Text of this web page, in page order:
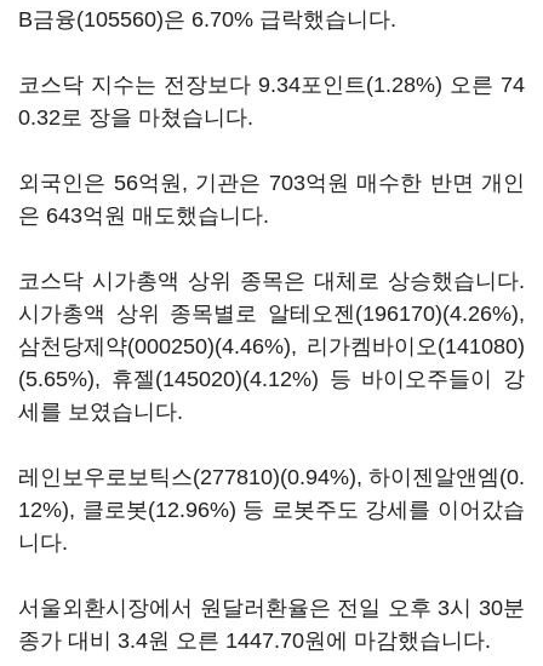
B금융(105560)은 6.70% 급락했습니다.
코스닥 지수는 전장보다 9.34포인트(1.28%) 오른 74
0.32로 장을 마쳤습니다.
외국인은 56억원, 기관은 703억원 매수한 반면 개인
은 643억원 매도했습니다.
코스닥 시가총액 상위 종목은 대체로 상승했습니다.
시가총액 상위 종목별로 알테오젠(196170)(4.26%),
삼천당제약(000250)(4.46%), 리가켐바이오(141080)
(5.65%), 휴젤(145020)(4.12%) 등 바이오주들이 강
세를 보였습니다.
레인보우로보틱스(277810)(0.94%), 하이젠알앤엠(0.
12%), 클로봇(12.96%) 등 로봇주도 강세를 이어갔습
니다.
서울외환시장에서 원달러환율은 전일 오후 3시 30분
종가 대비 3.4원 오른 1447.70원에 마감했습니다.